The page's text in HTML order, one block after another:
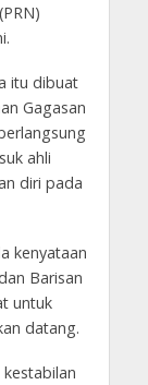
itu dibuat
Gagasan
ahli
diri pada
kenyataan
Barisan
untuk
datang.